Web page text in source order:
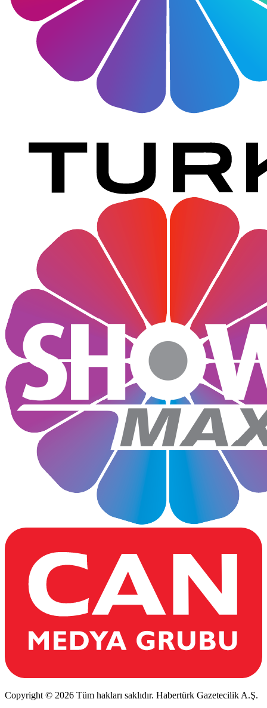
Copyright © 2026 Tüm hakları saklıdır. Habertürk Gazetecilik A.Ş.